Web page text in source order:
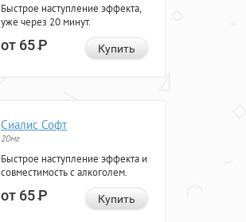
Быстрое наступление эффекта,
уже через 20 минут.
от 65Р Купить
Сиалис Софт
20мг
Быстрое наступление эффекта и
совместимость с алкоголем.
от 65Р Купить